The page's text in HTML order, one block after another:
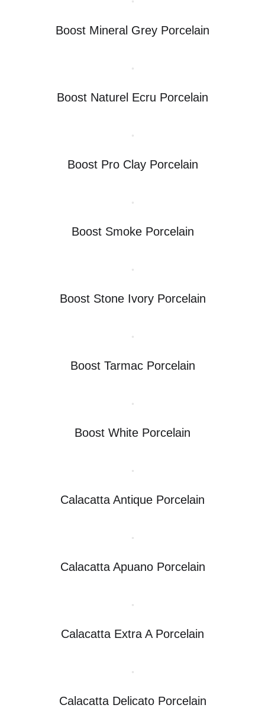
Boost Mineral Grey Porcelain
Boost Naturel Ecru Porcelain
Boost Pro Clay Porcelain
Boost Smoke Porcelain
Boost Stone Ivory Porcelain
Boost Tarmac Porcelain
Boost White Porcelain
Calacatta Antique Porcelain
Calacatta Apuano Porcelain
Calacatta Extra A Porcelain
Calacatta Delicato Porcelain